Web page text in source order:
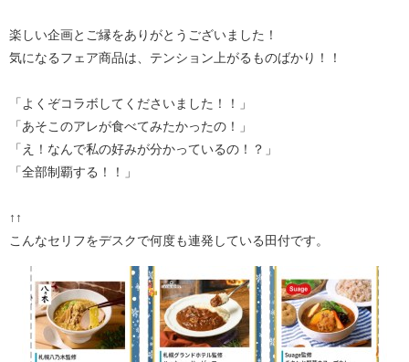
楽しい企画とご縁をありがとうございました！
気になるフェア商品は、テンション上がるものばかり！！
「よくぞコラボしてくださいました！！」
「あそこのアレが食べてみたかったの！」
「え！なんで私の好みが分かっているの！？」
「全部制覇する！！」
↑↑
こんなセリフをデスクで何度も連発している田付です。